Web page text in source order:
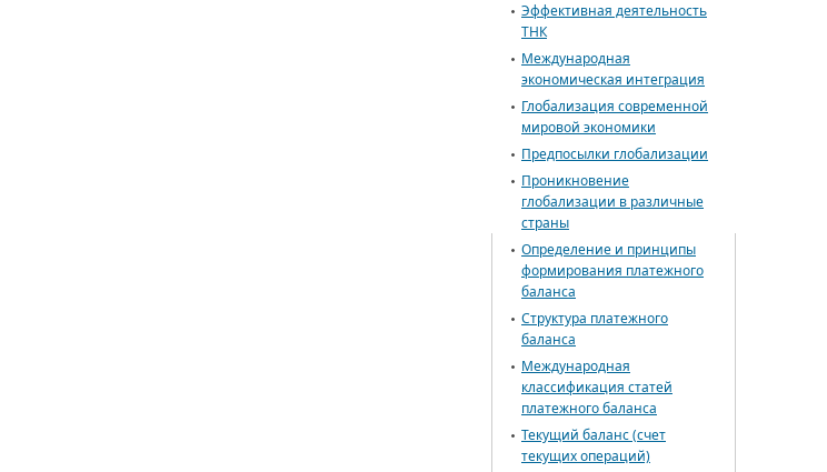
Эффективная деятельность
ТНК
Международная
экономическая интеграция
Глобализация современной
мировой экономики
Предпосылки глобализации
Проникновение
глобализации в различные
страны
Определение и принципы
формирования платежного
баланса
Структура платежного
баланса
Международная
классификация статей
платежного баланса
Текущий баланс (счет
текущих операций)